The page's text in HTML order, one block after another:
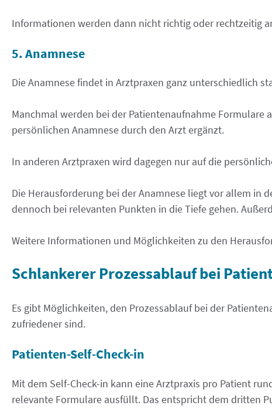
Informationen werden dann nicht richtig oder rechtzeitig
5. Anamnese
Die Anamnese findet in Arztpraxen ganz unterschiedlich
Manchmal werden bei der Patientenaufnahme
persönlichen Anamnese durch den Arzt ergänzt.
In anderen Arztpraxen wird dagegen nur auf die
Die Herausforderung bei der Anamnese liegt vor allem in
dennoch bei relevanten Punkten in die Tiefe gehen.
Weitere Informationen und Möglichkeiten zu den
Schlankerer Prozessablauf bei
Es gibt Möglichkeiten, den Prozessablauf bei der
zufriedener sind.
Patienten-Self-Check-in
Mit dem Self-Check-in kann eine Arztpraxis pro Patient
relevante Formulare ausfüllt. Das entspricht dem dritten